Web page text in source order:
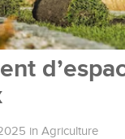
in Agriculture